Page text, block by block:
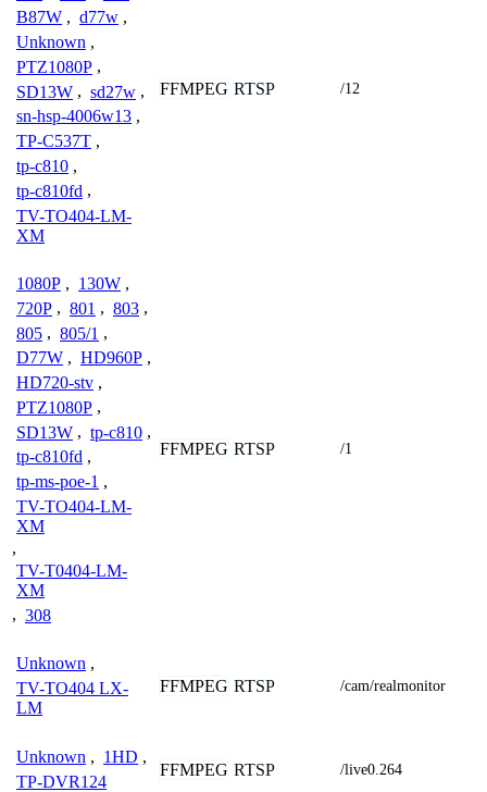
B87W , d77w ,
Unknown ,
PTZ1080P ,
SD13W , sd27w ,
sn-hsp-4006w13 ,
TP-C537T ,
tp-c810 ,
tp-c810fd ,
TV-TO404-LM-
XM
FFMPEG RTSP /12
1080P , 130W ,
720P , 801 , 803 ,
805 , 805/1 ,
D77W , HD960P ,
HD720-stv ,
PTZ1080P ,
SD13W , tp-c810 ,
tp-c810fd ,
tp-ms-poe-1 ,
TV-TO404-LM-
XM
,
TV-T0404-LM-
XM
, 308
FFMPEG RTSP /1
Unknown ,
TV-TO404 LX-
LM
FFMPEG RTSP /cam/realmonitor
Unknown , 1HD ,
TP-DVR124
FFMPEG RTSP /live0.264